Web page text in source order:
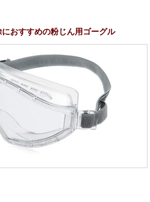
におすすめの粉じん用ゴーグル